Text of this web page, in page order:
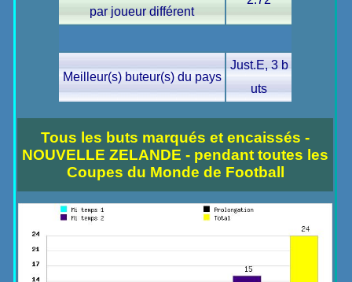
par joueur différent
Meilleur(s) buteur(s) du pays
Just.E, 3 b
uts
Tous les buts marqués et encaissés -
NOUVELLE ZELANDE - pendant toutes les
Coupes du Monde de Football